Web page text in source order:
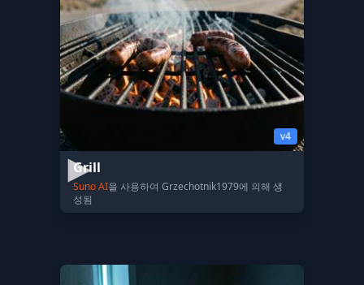
v4
Grill
Suno AI을 사용하여 Grzechotnik1979에 의해 생
성됨